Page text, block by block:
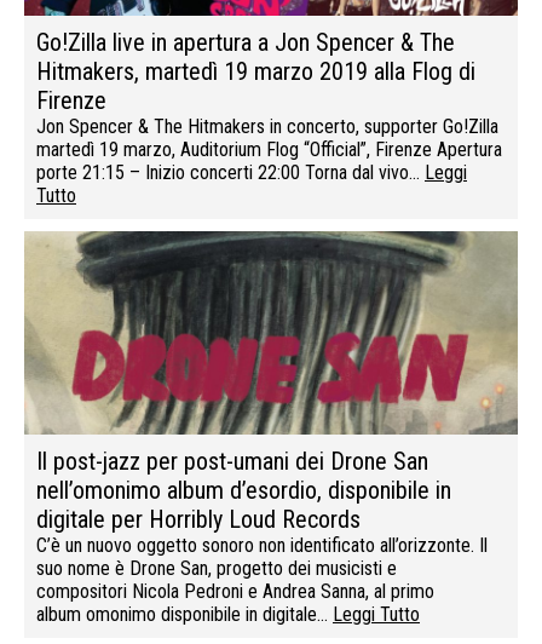
Go!Zilla live in apertura a Jon Spencer & The
Hitmakers, martedì 19 marzo 2019 alla Flog di
Firenze
Jon Spencer & The Hitmakers in concerto, supporter Go!Zilla
martedì 19 marzo, Auditorium Flog “Official”, Firenze Apertura
porte 21:15 – Inizio concerti 22:00 Torna dal vivo… Leggi
Tutto
Il post-jazz per post-umani dei Drone San
nell’omonimo album d’esordio, disponibile in
digitale per Horribly Loud Records
C’è un nuovo oggetto sonoro non identificato all’orizzonte. Il
suo nome è Drone San, progetto dei musicisti e
compositori Nicola Pedroni e Andrea Sanna, al primo
album omonimo disponibile in digitale… Leggi Tutto